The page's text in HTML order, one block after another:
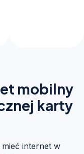
mobilny
karty
internet w